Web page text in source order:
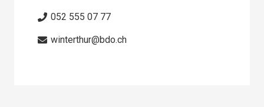
052 555 07 77
winterthur@bdo.ch